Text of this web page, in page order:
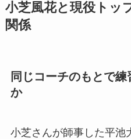
小芝風花と現役トッ
関係
同じコーチのもとで
か
小芝さんが師事した平池